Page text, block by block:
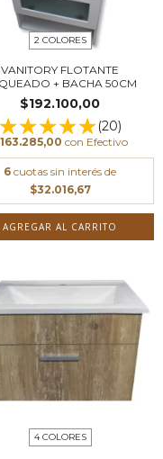
2 COLORES
VANITORY FLOTANTE
+ BACHA 50CM
$192.100,00
(20)
con Efectivo
6 cuotas sin interés de
$32.016,67
AGREGAR AL CARRITO
4 COLORES